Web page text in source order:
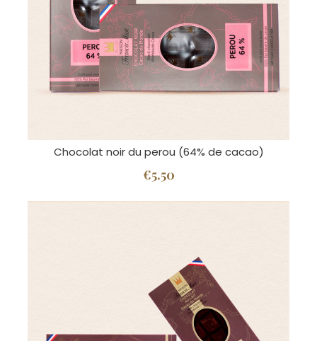
Chocolat noir du perou (64% de cacao)
€5.50